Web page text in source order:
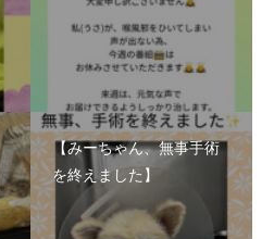
【みーちゃん、無事手術
を終えました】